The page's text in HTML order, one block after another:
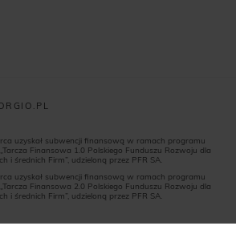
uzyskał subwencji finansową w ramach programu
Finansowa 1.0 Polskiego Funduszu Rozwoju dla
i średnich Firm”, udzieloną przez PFR SA.
uzyskał subwencji finansową w ramach programu
Finansowa 2.0 Polskiego Funduszu Rozwoju dla
i średnich Firm”, udzieloną przez PFR SA.